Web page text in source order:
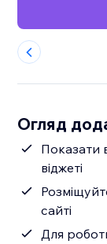
Огляд
Показати
віджеті
сайті
Для